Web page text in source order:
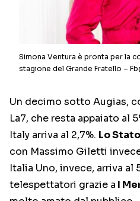
Simona Ventura è pronta per la
stagione del Grande Fratello –
Un decimo sotto Augias,
La7, che resta appaiato al
Italy arriva al 2,7%. Lo
con Massimo Giletti
Italia Uno, invece, arriva
telespettatori grazie a I